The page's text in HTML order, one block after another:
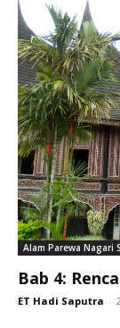
Alam Parewa Nagari
Bab 4:
ET Hadi Saputra -